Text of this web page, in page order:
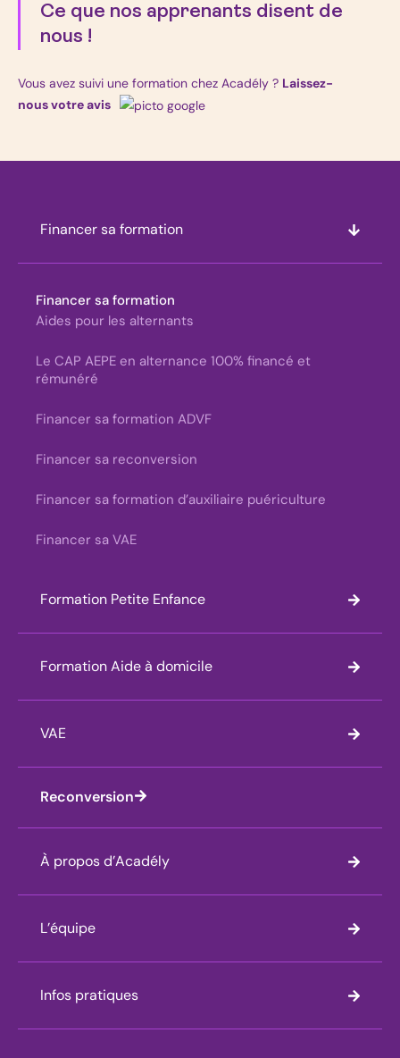
Ce que nos apprenants disent de
nous !
Vous avez suivi une formation chez Acadély ? Laissez-
nous votre avis
Financer sa formation
Financer sa formation
Aides pour les alternants
Le CAP AEPE en alternance 100% financé et
rémunéré
Financer sa formation ADVF
Financer sa reconversion
Financer sa formation d’auxiliaire puériculture
Financer sa VAE
Formation Petite Enfance
Formation Aide à domicile
VAE
Reconversion
À propos d’Acadély
L’équipe
Infos pratiques